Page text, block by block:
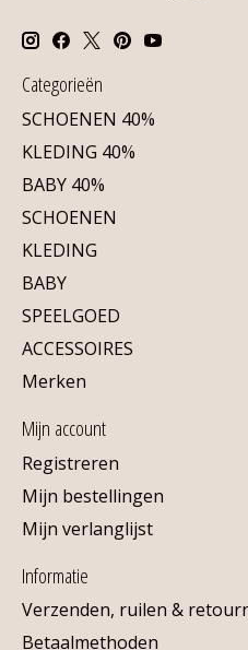
Categorieën
SCHOENEN 40%
KLEDING 40%
BABY 40%
SCHOENEN
KLEDING
BABY
SPEELGOED
ACCESSOIRES
Merken
Mijn account
Registreren
Mijn bestellingen
Mijn verlanglijst
Informatie
Verzenden, ruilen &
Betaalmethoden